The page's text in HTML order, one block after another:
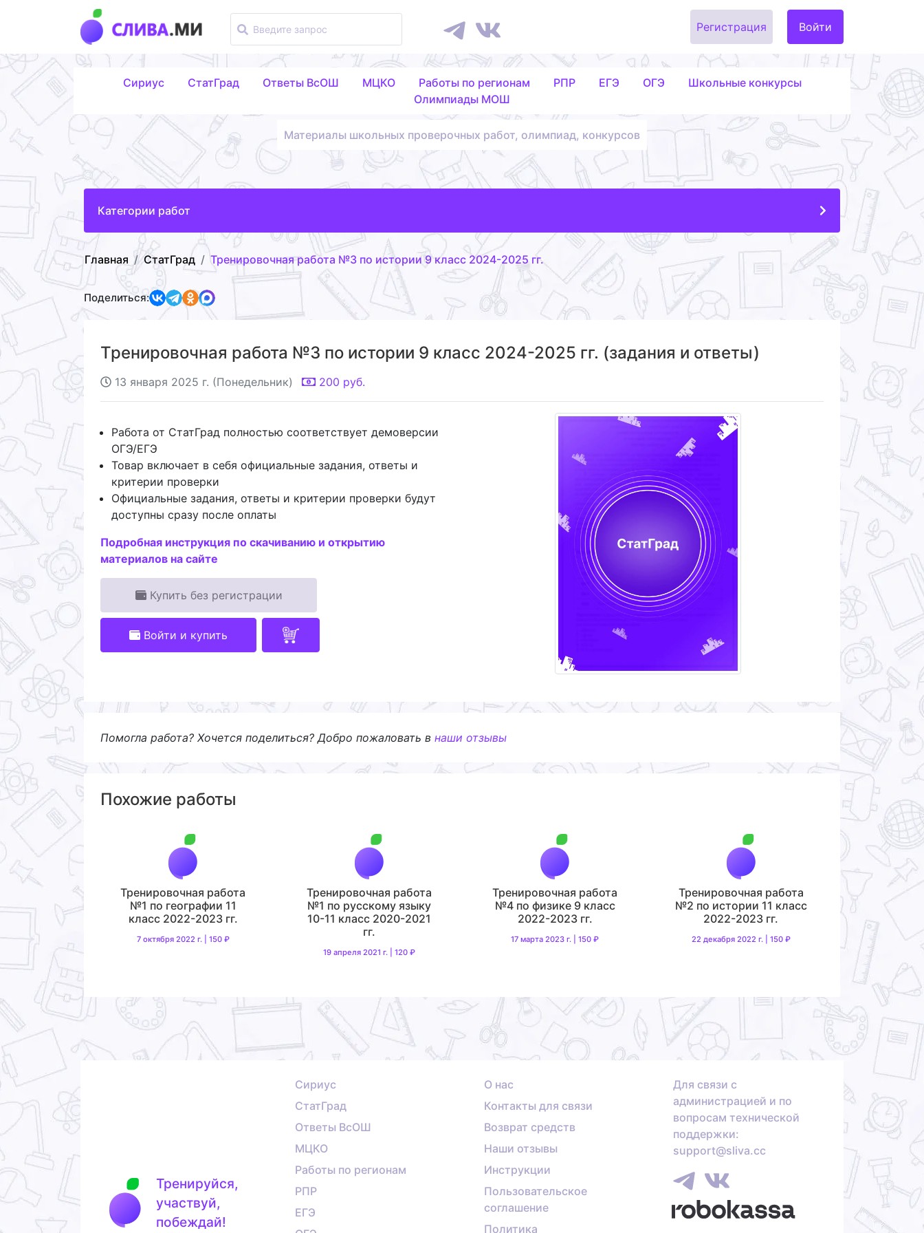
Регистрация Войти
Сириус СтатГрад Ответы ВсОШ МЦКО Работы по регионам РПР ЕГЭ ОГЭ
Школьные конкурсы
Олимпиады МОШ
Материалы школьных проверочных работ, олимпиад, конкурсов
Категории работ
Главная СтатГрад Тренировочная работа №3 по истории 9 класс 2024-2025 гг.
Поделиться:
Тренировочная работа №3 по истории 9 класс 2024-2025 гг. (задания и ответы)
13 января 2025 г. (Понедельник) 200 руб.
Работа от СтатГрад полностью соответствует демоверсии
ОГЭ/ЕГЭ
Товар включает в себя официальные задания, ответы и
критерии проверки
Официальные задания, ответы и критерии проверки будут
доступны сразу после оплаты
Подробная инструкция по скачиванию и открытию
материалов на сайте
Купить без регистрации
Войти и купить
Помогла работа? Хочется поделиться? Добро пожаловать в наши отзывы
Похожие работы
Тренировочная работа
№1 по географии 11
класс 2022-2023 гг.
7 октября 2022 г. | 150 ₽
Тренировочная работа
№1 по русскому языку
10-11 класс 2020-2021
гг.
19 апреля 2021 г. | 120 ₽
Тренировочная работа
№4 по физике 9 класс
2022-2023 гг.
17 марта 2023 г. | 150 ₽
Тренировочная работа
№2 по истории 11 класс
2022-2023 гг.
22 декабря 2022 г. | 150 ₽
Тренируйся,
участвуй,
побеждай!
Сириус
СтатГрад
Ответы ВсОШ
МЦКО
Работы по регионам
РПР
ЕГЭ
О нас
Контакты для связи
Возврат средств
Наши отзывы
Инструкции
Пользовательское
соглашение
Политика
Для связи с
администрацией и по
вопросам технической
поддержки:
support@sliva.cc